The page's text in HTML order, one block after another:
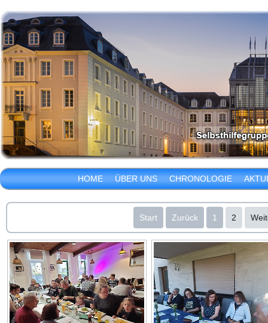
HOME ÜBER UNS CHRONOLOGIE
Start Zurück 1 2